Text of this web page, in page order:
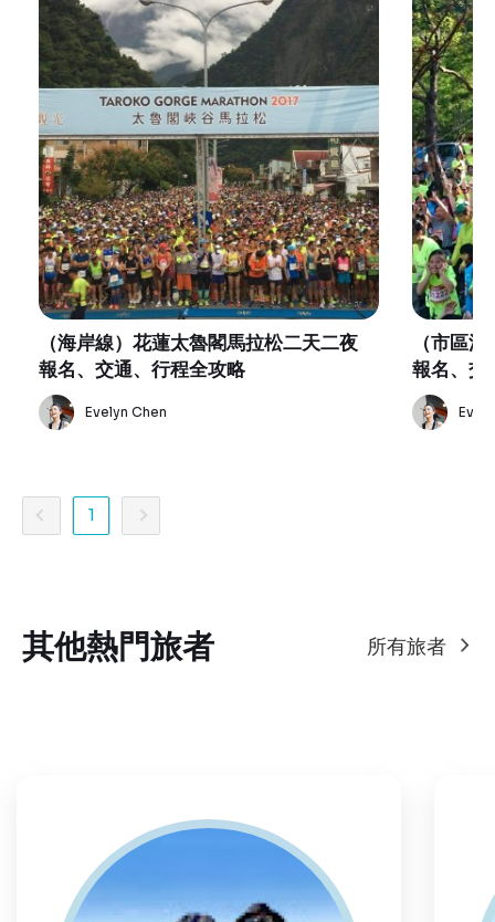
（海岸線）花蓮太魯閣馬拉松二天二夜
報名、交通、行程全攻略
Evelyn Chen
（市區
報名、交
1
其他熱門旅者 所有旅者